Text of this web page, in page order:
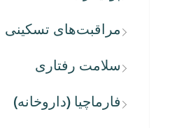
مراقبت‌های تسکینی
سلامت رفتاری
فارماچیا (داروخانه)